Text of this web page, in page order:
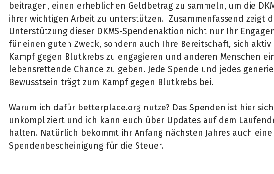
beitragen, einen erheblichen Geldbetrag zu sammeln, um die
ihrer wichtigen Arbeit zu unterstützen. Zusammenfassend zeigt
Unterstützung dieser DKMS-Spendenaktion nicht nur Ihr
für einen guten Zweck, sondern auch Ihre Bereitschaft, sich aktiv
Kampf gegen Blutkrebs zu engagieren und anderen Menschen
lebensrettende Chance zu geben. Jede Spende und jedes
Bewusstsein trägt zum Kampf gegen Blutkrebs bei.
Warum ich dafür betterplace.org nutze? Das Spenden ist hier
unkompliziert und ich kann euch über Updates auf dem
halten. Natürlich bekommt ihr Anfang nächsten Jahres auch eine
Spendenbescheinigung für die Steuer.
Teile die